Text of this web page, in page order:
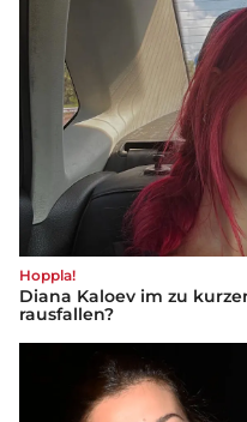
Hoppla!
Diana Kaloev im zu
rausfallen?